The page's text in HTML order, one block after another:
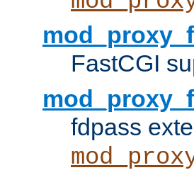
FastCGI
fdpass